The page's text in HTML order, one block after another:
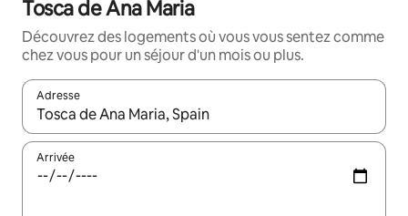
Tosca de Ana Maria
Découvrez des logements où vous vous sentez comme
chez vous pour un séjour d'un mois ou plus.
Adresse
Lorsque les résultats s'affichent, utilisez les flèches vers le
Arrivée